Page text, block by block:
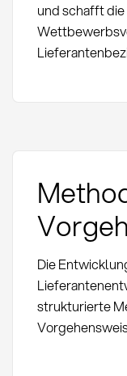
und schafft
Die
strukturierte